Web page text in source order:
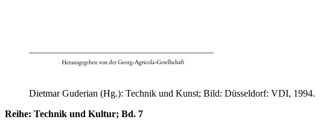
Dietmar Guderian (Hg.): Technik und Kunst; Bild: Düsseldorf: VDI, 1994.
Reihe: Technik und Kultur; Bd. 7